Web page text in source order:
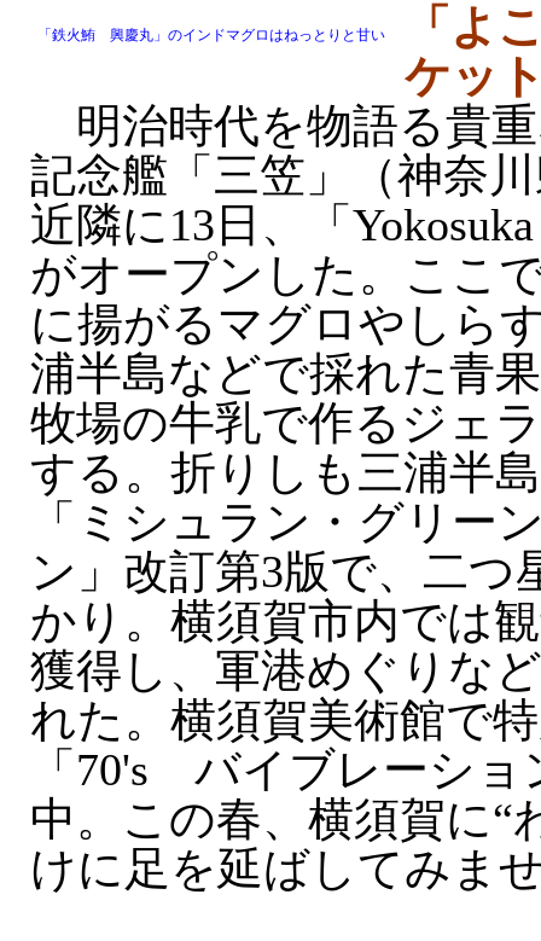
「鉄火鮪 興慶丸」のインドマグロはねっとりと甘い
「よ
ケッ
明治時代を物語る貴
記念艦「三笠」（神奈
近隣に13日、「
がオープンした。ここ
に揚がるマグロやしら
浦半島などで採れた青
牧場の牛乳で作るジェ
する。折りしも三浦半
「ミシュラン・グリー
ン」改訂第3版で、二つ
かり。横須賀市内では
獲得し、軍港めぐりな
れた。横須賀美術館で
「70's バイブレーショ
中。この春、横須賀に“
けに足を延ばしてみま